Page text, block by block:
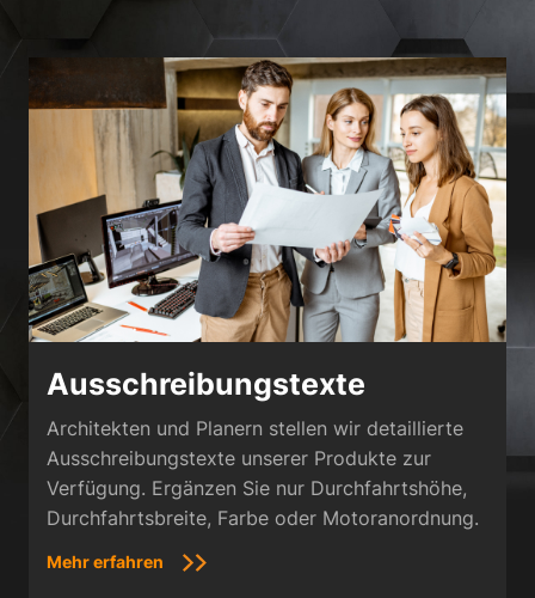
Ausschreibungstexte
Architekten und Planern stellen wir detaillierte
Ausschreibungstexte unserer Produkte zur
Verfügung. Ergänzen Sie nur Durchfahrtshöhe,
Durchfahrtsbreite, Farbe oder Motoranordnung.
Mehr erfahren